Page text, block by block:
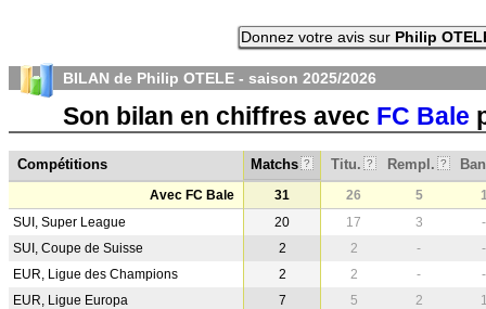
Donnez votre avis sur Philip
BILAN de Philip OTELE - saison 2025/2026
Son bilan en chiffres avec FC Bale
Compétitions Matchs ? Titu. ? Rempl. ?
Avec FC Bale 31 26 5
SUI, Super League
20 17 3
-
SUI, Coupe de Suisse
2 2 -
-
EUR, Ligue des Champions
2 2 -
-
EUR, Ligue Europa
7 5 2